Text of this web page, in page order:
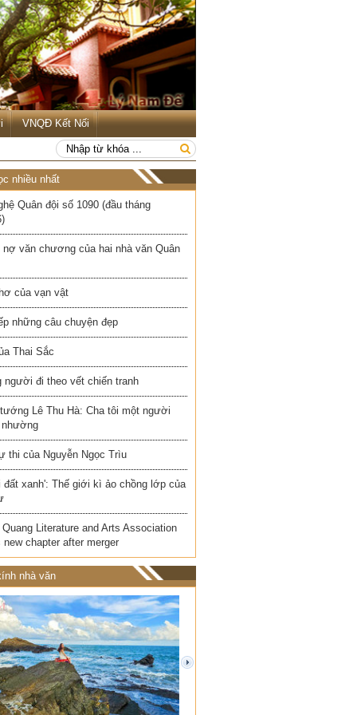
VNQĐ Kết Nối
nhiều nhất
Quân đội số 1090 (đầu tháng
nợ văn chương của hai nhà văn Quân
của vạn vật
những câu chuyện đẹp
Thai Sắc
người đi theo vết chiến tranh
Lê Thu Hà: Cha tôi một người
nhường
thi của Nguyễn Ngọc Trìu
đất xanh': Thế giới kì ảo chồng lớp của
Literature and Arts Association
new chapter after merger
nhà văn
next